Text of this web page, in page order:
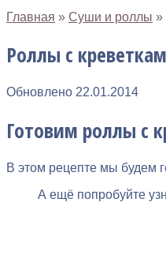
Главная » Суши и роллы »
Роллы с
Обновлено 22.01.2014
Готовим роллы с
В этом рецепте мы будем
А ещё попробуйте